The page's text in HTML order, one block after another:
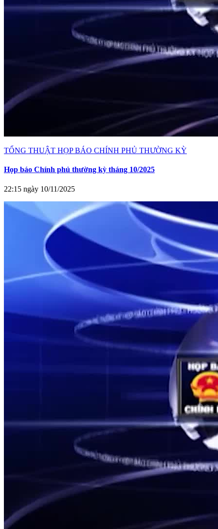
TỔNG THUẬT HỌP BÁO CHÍNH PHỦ THƯỜNG KỲ
Họp báo Chính phủ thường kỳ tháng 10/2025
22:15 ngày 10/11/2025